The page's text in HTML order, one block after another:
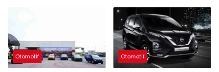
Otomotif Otomotif